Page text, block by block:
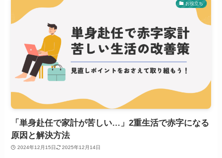
お役立ち
「単身赴任で家計が苦しい…」2重生活で赤字になる
原因と解決方法
2024年12月15日 2025年12月14日